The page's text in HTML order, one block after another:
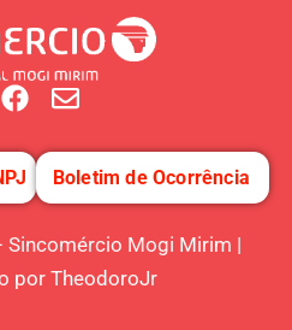
Boletim de Ocorrência
Mogi Mirim |
por TheodoroJr